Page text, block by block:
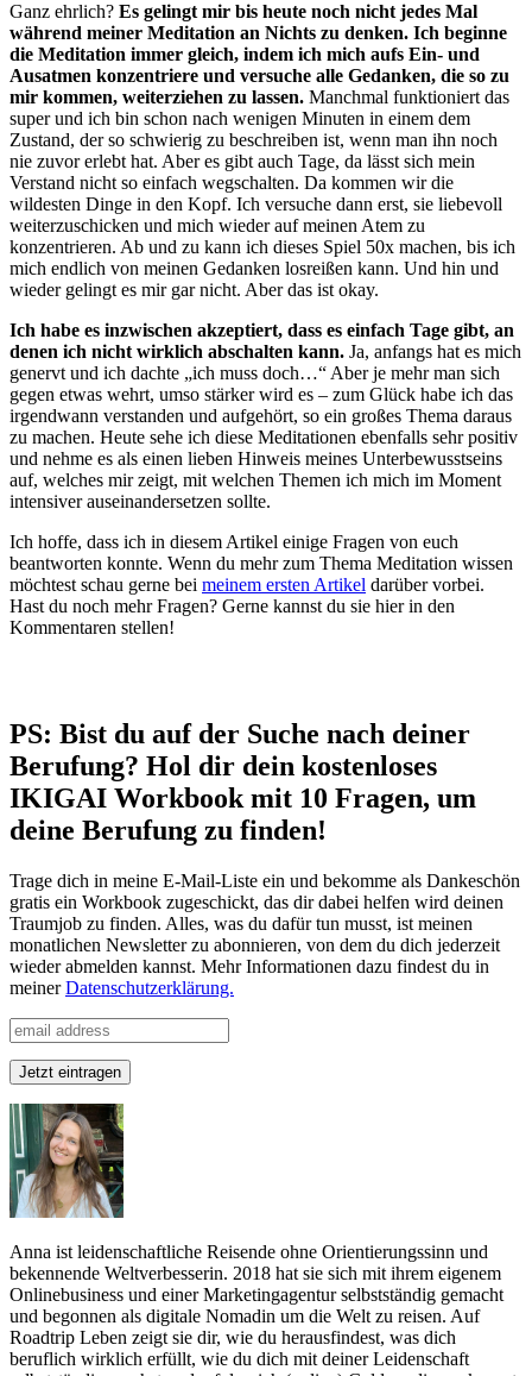
Ganz ehrlich? Es gelingt mir bis heute noch nicht jedes Mal
während meiner Meditation an Nichts zu denken. Ich beginne
die Meditation immer gleich, indem ich mich aufs Ein- und
Ausatmen konzentriere und versuche alle Gedanken, die so zu
mir kommen, weiterziehen zu lassen. Manchmal funktioniert das
super und ich bin schon nach wenigen Minuten in einem dem
Zustand, der so schwierig zu beschreiben ist, wenn man ihn noch
nie zuvor erlebt hat. Aber es gibt auch Tage, da lässt sich mein
Verstand nicht so einfach wegschalten. Da kommen wir die
wildesten Dinge in den Kopf. Ich versuche dann erst, sie liebevoll
weiterzuschicken und mich wieder auf meinen Atem zu
konzentrieren. Ab und zu kann ich dieses Spiel 50x machen, bis ich
mich endlich von meinen Gedanken losreißen kann. Und hin und
wieder gelingt es mir gar nicht. Aber das ist okay.
Ich habe es inzwischen akzeptiert, dass es einfach Tage gibt, an
denen ich nicht wirklich abschalten kann. Ja, anfangs hat es mich
genervt und ich dachte „ich muss doch…“ Aber je mehr man sich
gegen etwas wehrt, umso stärker wird es – zum Glück habe ich das
irgendwann verstanden und aufgehört, so ein großes Thema daraus
zu machen. Heute sehe ich diese Meditationen ebenfalls sehr positiv
und nehme es als einen lieben Hinweis meines Unterbewusstseins
auf, welches mir zeigt, mit welchen Themen ich mich im Moment
intensiver auseinandersetzen sollte.
Ich hoffe, dass ich in diesem Artikel einige Fragen von euch
beantworten konnte. Wenn du mehr zum Thema Meditation wissen
möchtest schau gerne bei meinem ersten Artikel darüber vorbei.
Hast du noch mehr Fragen? Gerne kannst du sie hier in den
Kommentaren stellen!
PS: Bist du auf der Suche nach deiner
Berufung? Hol dir dein kostenloses
IKIGAI Workbook mit 10 Fragen, um
deine Berufung zu finden!
Trage dich in meine E-Mail-Liste ein und bekomme als Dankeschön
gratis ein Workbook zugeschickt, das dir dabei helfen wird deinen
Traumjob zu finden. Alles, was du dafür tun musst, ist meinen
monatlichen Newsletter zu abonnieren, von dem du dich jederzeit
wieder abmelden kannst. Mehr Informationen dazu findest du in
meinerDatenschutzerklärung.
Anna ist leidenschaftliche Reisende ohne Orientierungssinn und
bekennende Weltverbesserin. 2018 hat sie sich mit ihrem eigenem
Onlinebusiness und einer Marketingagentur selbstständig gemacht
und begonnen als digitale Nomadin um die Welt zu reisen. Auf
Roadtrip Leben zeigt sie dir, wie du herausfindest, was dich
beruflich wirklich erfüllt, wie du dich mit deiner Leidenschaft